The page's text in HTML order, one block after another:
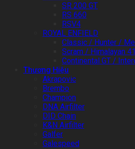
SR 200 GT
RS 660
RSV4
ROYAL ENFIELD
Classic / Hunter /
Scram / Himalayan
Continental GT /
Thương Hiệu
Akrapovic
Brembo
Champion
DNA Airfilter
DID Chain
K&N Airfilter
Galfer
Galespeed